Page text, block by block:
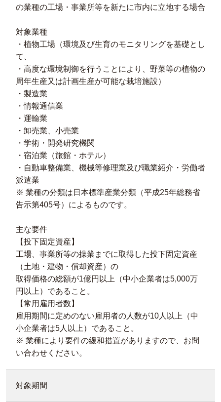
の業種の工場・事業所等を新たに市内に立地する場合
対象業種
・植物工場（環境及び生育のモニタリングを基礎とし
て、
・高度な環境制御を行うことにより、野菜等の植物の
周年生産又は計画生産が可能な栽培施設）
・製造業
・情報通信業
・運輸業
・卸売業、小売業
・学術・開発研究機関
・宿泊業（旅館・ホテル）
・自動車整備業、機械等修理業及び職業紹介・労働者
派遣業
※ 業種の分類は日本標準産業分類（平成25年総務省
告示第405号）によるものです。
主な要件
【投下固定資産】
工場、事業所等の操業までに取得した投下固定資産
（土地・建物・償却資産）の
取得価格の総額が1億円以上（中小企業者は5,000万
円以上）であること。
【常用雇用者数】
雇用期間に定めのない雇用者の人数が10人以上（中
小企業者は5人以上）であること。
※ 業種により要件の緩和措置がありますので、お問
い合わせください。
対象期間